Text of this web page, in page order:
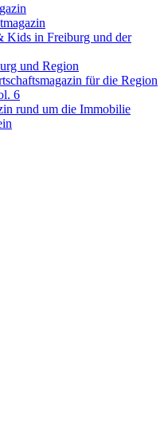
Kids in Freiburg und der
und Region
für die Region
6
rund um die Immobilie